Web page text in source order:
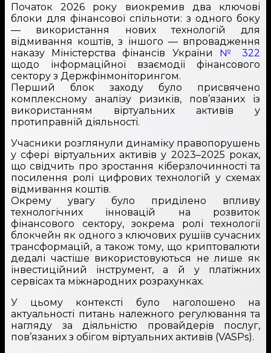
Початок 2026 року виокремив два ключові
блоки для фінансової спільноти: з одного боку
— використання нових технологій для
відмивання коштів, з іншого — впровадження
наказу Міністерства фінансів України № 322
щодо інформаційної взаємодії фінансового
сектору з Держфінмоніторингом.
Перший блок заходу було присвячено
комплексному аналізу ризиків, пов’язаних із
використанням віртуальних активів у
протиправній діяльності.
Учасники розглянули динаміку правопорушень
у сфері віртуальних активів у 2023–2025 роках,
що свідчить про зростання кіберзлочинності та
посилення ролі цифрових технологій у схемах
відмивання коштів.
Окрему увагу було приділено впливу
технологічних інновацій на розвиток
фінансового сектору, зокрема ролі технології
блокчейн як одного з ключових рушіїв сучасних
трансформацій, а також тому, що криптовалюти
дедалі частіше використовуються не лише як
інвестиційний інструмент, а й у платіжних
сервісах та міжнародних розрахунках.
У цьому контексті було наголошено на
актуальності питань належного регулювання та
нагляду за діяльністю провайдерів послуг,
пов’язаних з обігом віртуальних активів (VASPs).